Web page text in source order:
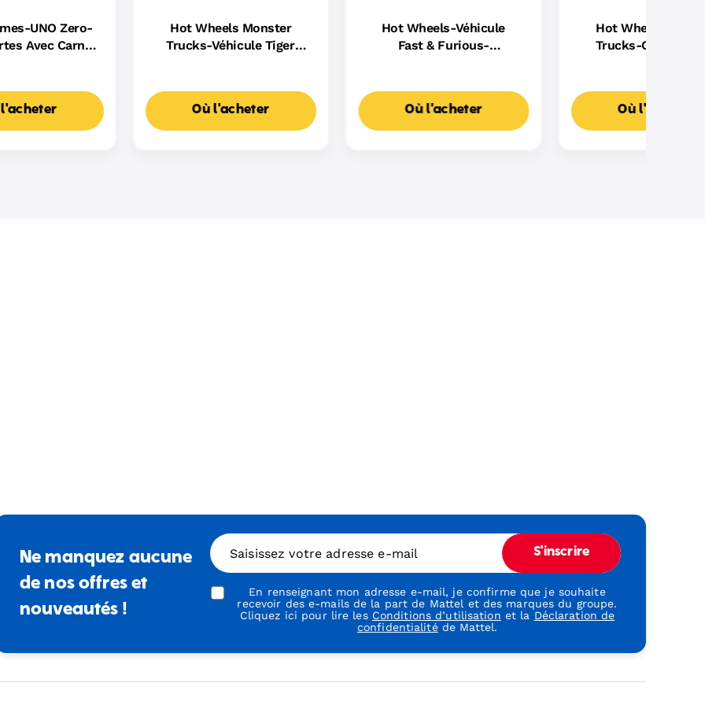
UNO Zero-
Avec Carnet
l'acheter
Hot Wheels Monster
Trucks-Véhicule Tiger
Où l'acheter
Hot Wheels-Véhicule
Fast & Furious-
Où l'acheter
Hot Wheels
Trucks-Coffret
Où l'acheter
Ne manquez aucune
de nos offres et
nouveautés !
Saisissez votre adresse e-mail S'inscrire
En renseignant mon adresse e-mail, je confirme que je souhaite
recevoir des e-mails de la part de Mattel et des marques du groupe.
Cliquez ici pour lire les Conditions d’utilisation et la Déclaration de
confidentialitéde Mattel.